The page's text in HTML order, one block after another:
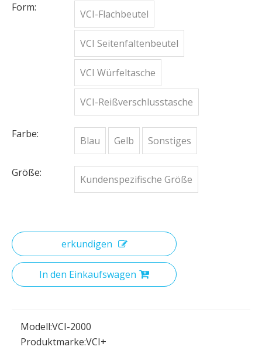
Form:
VCI-Flachbeutel
VCI Seitenfaltenbeutel
VCI Würfeltasche
VCI-Reißverschlusstasche
Farbe:
Blau Gelb Sonstiges
Größe:
Kundenspezifische Größe
erkundigen
In den Einkaufswagen
Modell:VCI-2000
Produktmarke:VCI+